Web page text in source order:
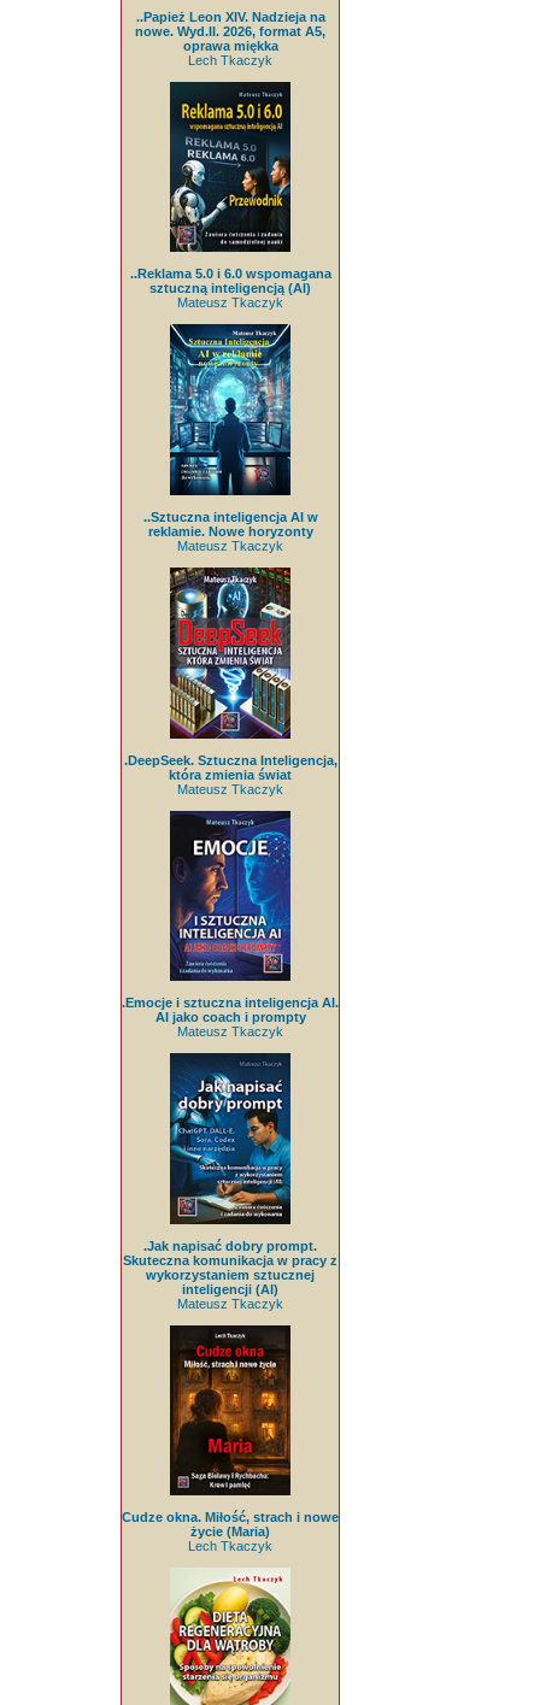
..Papież Leon XIV. Nadzieja na
nowe. Wyd.II. 2026, format A5,
oprawa miękka
Lech Tkaczyk
..Reklama 5.0 i 6.0 wspomagana
sztuczną inteligencją (AI)
Mateusz Tkaczyk
..Sztuczna inteligencja AI w
reklamie. Nowe horyzonty
Mateusz Tkaczyk
.DeepSeek. Sztuczna Inteligencja,
która zmienia świat
Mateusz Tkaczyk
.Emocje i sztuczna inteligencja AI.
AI jako coach i prompty
Mateusz Tkaczyk
.Jak napisać dobry prompt.
Skuteczna komunikacja w pracy z
wykorzystaniem sztucznej
inteligencji (AI)
Mateusz Tkaczyk
Cudze okna. Miłość, strach i nowe
życie (Maria)
Lech Tkaczyk